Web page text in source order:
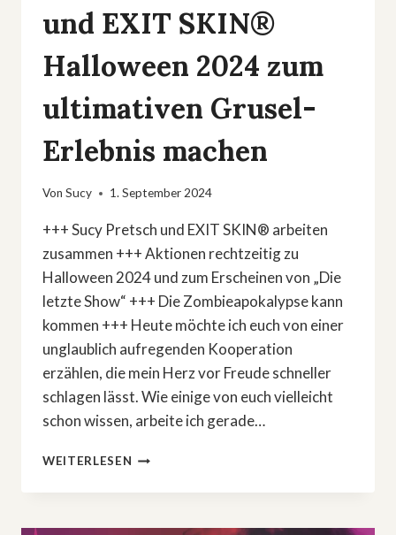
und EXIT SKIN®
Halloween 2024 zum
ultimativen Grusel-
Erlebnis machen
Von Sucy 1. September 2024
+++ Sucy Pretsch und EXIT SKIN® arbeiten
zusammen +++ Aktionen rechtzeitig zu
Halloween 2024 und zum Erscheinen von „Die
letzte Show“ +++ Die Zombieapokalypse kann
kommen +++ Heute möchte ich euch von einer
unglaublich aufregenden Kooperation
erzählen, die mein Herz vor Freude schneller
schlagen lässt. Wie einige von euch vielleicht
schon wissen, arbeite ich gerade…
WEITERLESEN WIE
HORRORROMAN
EXIT